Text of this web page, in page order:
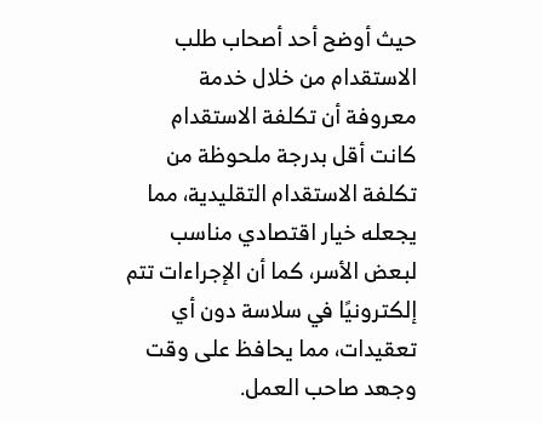
حيث أوضح أحد أصحاب طلب
الاستقدام من خلال خدمة
معروفة أن تكلفة الاستقدام
كانت أقل بدرجة ملحوظة من
تكلفة الاستقدام التقليدية، مما
يجعله خيار اقتصادي مناسب
لبعض الأسر، كما أن الإجراءات تتم
إلكترونيًا في سلاسة دون أي
تعقيدات، مما يحافظ على وقت
وجهد صاحب العمل.